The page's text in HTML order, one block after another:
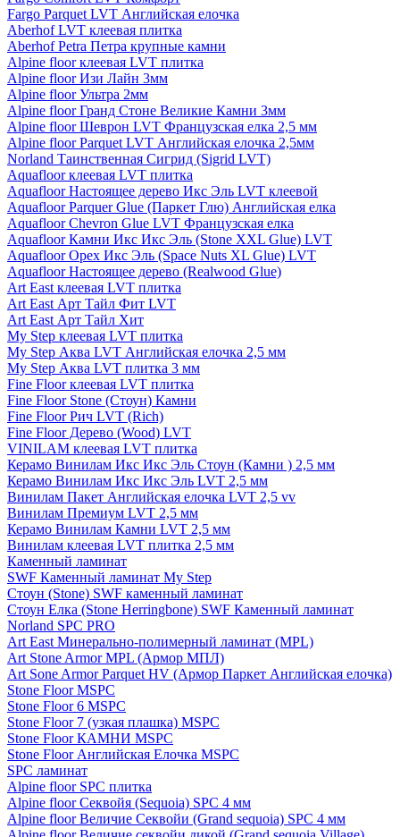
Fargo Parquet LVT Английская елочка
Aberhof LVT клеевая плитка
Aberhof Petra Петра крупные камни
Alpine floor клеевая LVT плитка
Alpine floor Изи Лайн 3мм
Alpine floor Ультра 2мм
Alpine floor Гранд Стоне Великие Камни 3мм
Alpine floor Шеврон LVT Французская елка 2,5 мм
Alpine floor Parquet LVT Английская елочка 2,5мм
Norland Таинственная Сигрид (Sigrid LVT)
Aquafloor клеевая LVT плитка
Aquafloor Настоящее дерево Икс Эль LVT клеевой
Aquafloor Parquer Glue (Паркет Глю) Английская елка
Aquafloor Chevron Glue LVT Французская елка
Aquafloor Камни Икс Икс Эль (Stone XXL Glue) LVT
Aquafloor Орех Икс Эль (Space Nuts XL Glue) LVT
Aquafloor Настоящее дерево (Realwood Glue)
Art East клеевая LVT плитка
Art East Арт Тайл Фит LVT
Art East Арт Тайл Хит
My Step клеевая LVT плитка
My Step Аква LVT Английская елочка 2,5 мм
My Step Аква LVT плитка 3 мм
Fine Floor клеевая LVT плитка
Fine Floor Stone (Стоун) Камни
Fine Floor Рич LVT (Rich)
Fine Floor Дерево (Wood) LVT
VINILAM клеевая LVT плитка
Керамо Винилам Икс Икс Эль Стоун (Камни ) 2,5 мм
Керамо Винилам Икс Икс Эль LVT 2,5 мм
Винилам Пакет Английская елочка LVT 2,5 vv
Винилам Премиум LVT 2,5 мм
Керамо Винилам Камни LVT 2,5 мм
Винилам клеевая LVT плитка 2,5 мм
Каменный ламинат
SWF Каменный ламинат My Step
Стоун (Stone) SWF каменный ламинат
Стоун Елка (Stone Herringbone) SWF Каменный ламинат
Norland SPC PRO
Art East Минерально-полимерный ламинат (MPL)
Art Stone Armor MPL (Армор МПЛ)
Art Sone Armor Parquet HV (Армор Паркет Английская елочка)
Stone Floor MSPC
Stone Floor 6 MSPC
Stone Floor 7 (узкая плашка) MSPC
Stone Floor КАМНИ MSPC
Stone Floor Английская Елочка MSPC
SPC ламинат
Alpine floor SPC плитка
Alpine floor Секвойя (Sequoia) SPC 4 мм
Alpine floor Величие Секвойи (Grand sequoia) SPC 4 мм